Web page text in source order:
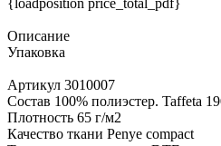
{loadposition price_total_pdf}
Описание
Упаковка
Артикул 3010007
Состав 100% полиэстер. Taffeta
Плотность 65 г/м2
Качество ткани Penye compact